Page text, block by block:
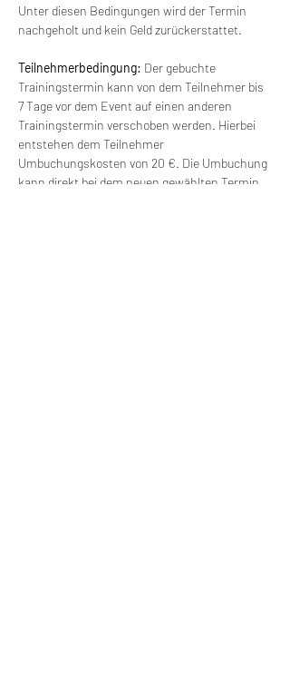
Unter diesen Bedingungen wird der Termin
nachgeholt und kein Geld zurückerstattet.
Teilnehmerbedingung: Der gebuchte
Trainingstermin kann von dem Teilnehmer bis
7 Tage vor dem Event auf einen anderen
Trainingstermin verschoben werden. Hierbei
entstehen dem Teilnehmer
Umbuchungskosten von 20 €. Die Umbuchung
kann direkt bei dem neuen gewählten Termin